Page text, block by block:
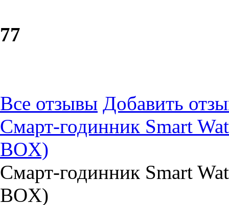
77
Все отзывы Добавить
Смарт-годинник Smart
BOX)
Смарт-годинник Smart
BOX)